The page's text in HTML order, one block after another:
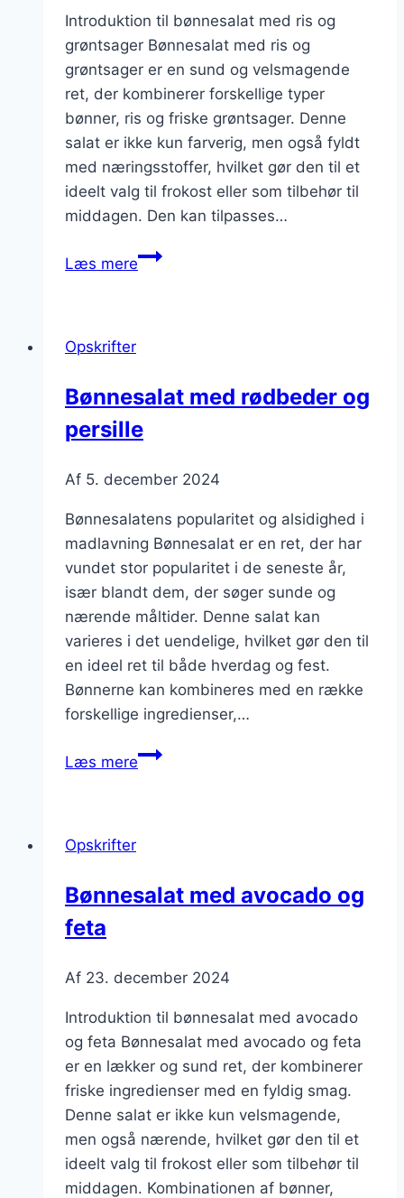
Introduktion til bønnesalat med ris og
grøntsager Bønnesalat med ris og
grøntsager er en sund og velsmagende
ret, der kombinerer forskellige typer
bønner, ris og friske grøntsager. Denne
salat er ikke kun farverig, men også fyldt
med næringsstoffer, hvilket gør den til et
ideelt valg til frokost eller som tilbehør til
middagen. Den kan tilpasses…
Læs mereBønnesalat
Opskrifter
Bønnesalat med rødbeder og
persille
Af 5. december 2024
Bønnesalatens popularitet og alsidighed i
madlavning Bønnesalat er en ret, der har
vundet stor popularitet i de seneste år,
især blandt dem, der søger sunde og
nærende måltider. Denne salat kan
varieres i det uendelige, hvilket gør den til
en ideel ret til både hverdag og fest.
Bønnerne kan kombineres med en række
forskellige ingredienser,…
Læs mereBønnesalat
Opskrifter
Bønnesalat med avocado og
feta
Af 23. december 2024
Introduktion til bønnesalat med avocado
og feta Bønnesalat med avocado og feta
er en lækker og sund ret, der kombinerer
friske ingredienser med en fyldig smag.
Denne salat er ikke kun velsmagende,
men også nærende, hvilket gør den til et
ideelt valg til frokost eller som tilbehør til
middagen. Kombinationen af bønner,